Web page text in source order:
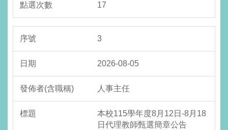
17
3
2026-08-05
人事主任
本校115學年度8月12日-8月18
日代理教師甄選簡章公告